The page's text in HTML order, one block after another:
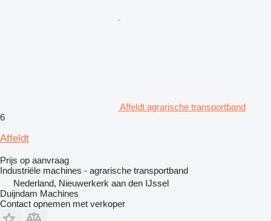
Affeldt agrarische transportband
6
Affeldt
Prijs op aanvraag
Industriële machines - agrarische transportband
Nederland, Nieuwerkerk aan den IJssel
Duijndam Machines
Contact opnemen met verkoper